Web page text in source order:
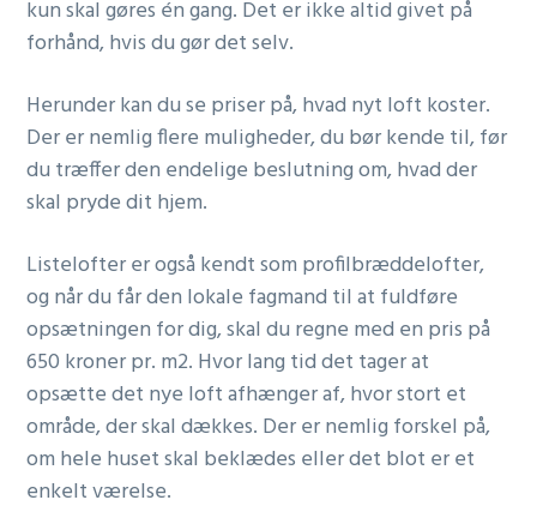
kun skal gøres én gang. Det er ikke altid givet på
forhånd, hvis du gør det selv.
Herunder kan du se priser på, hvad nyt loft koster.
Der er nemlig flere muligheder, du bør kende til, før
du træffer den endelige beslutning om, hvad der
skal pryde dit hjem.
Listelofter er også kendt som profilbræddelofter,
og når du får den lokale fagmand til at fuldføre
opsætningen for dig, skal du regne med en pris på
650 kroner pr. m2. Hvor lang tid det tager at
opsætte det nye loft afhænger af, hvor stort et
område, der skal dækkes. Der er nemlig forskel på,
om hele huset skal beklædes eller det blot er et
enkelt værelse.